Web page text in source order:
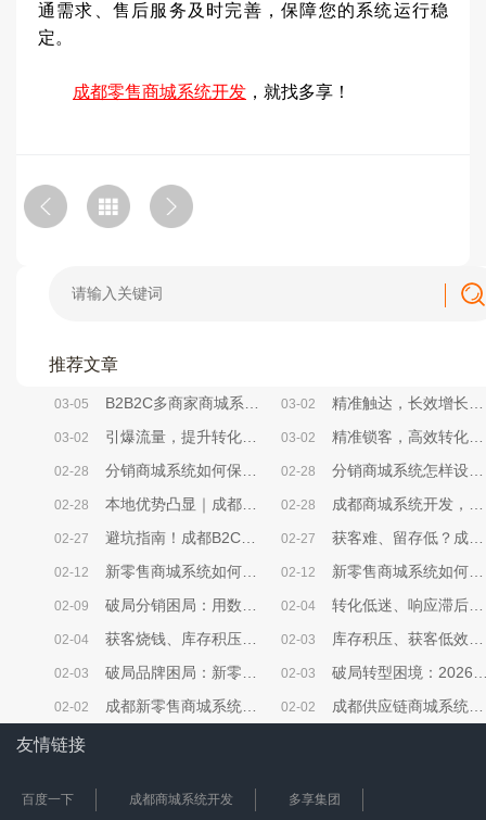
通需求、售后服务及时完善，保障您的系统运行稳
定。
成都零售商城系统开发 ，就找多享！
推荐文章
03-05 B2B2C多商家商城系统，帮你砍掉80%无效运营成本 03-02 精准触达，长效增长——成都小程序商城系统精准营销方法解析
03-02 引爆流量，提升转化——成都小程序商城系统活动策划实战方案 03-02 精准锁客，高效转化——成都小程序商城系统社群搭建全攻略
02-28 分销商城系统如何保证用户获得良好使用体验？ 02-28 分销商城系统怎样设计用户引导与转化率提升策略？
02-28 本地优势凸显｜成都商城系统开发，选对本地服务商少走90%弯路 02-28 成都商城系统开发，中小企业别再为“无效开发”浪费成本
02-27 避坑指南！成都B2C商城系统选型，本地企业必看的核心要点 02-27 获客难、留存低？成都B2C商城系统帮本地企业破局电商困局
02-12 新零售商城系统如何开展限时秒杀营销活动？ 02-12 新零售商城系统如何开展优惠券营销活动？
02-09 破局分销困局：用数据分析解锁商城增长密码 02-04 转化低迷、响应滞后、决策盲目？B2C商城系统激活企业增效新动能
02-04 获客烧钱、库存积压、人力内耗？B2C商城系统破解企业降本三大困局 02-03 库存积压、获客低效？新零售商城系统打通企业降本增效任督二脉
02-03 破局品牌困局：新零售商城系统，让商家从“卖货”到“立牌” 02-03 破局转型困境：2026新零售商城系统三大核心发展方向
02-02 成都新零售商城系统开发，本地公司沟通便利/价格实惠 02-02 成都供应链商城系统开发，助您降本增效
友情链接
百度一下 成都商城系统开发 多享集团